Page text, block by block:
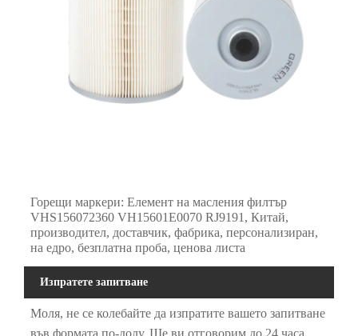
Горещи маркери: Елемент на масления филтър
VHS156072360 VH15601E0070 RJ9191, Китай,
производител, доставчик, фабрика, персонализиран,
на едро, безплатна проба, ценова листа
Изпратете запитване
Моля, не се колебайте да изпратите вашето запитване
във формата по-долу. Ще ви отговорим до 24 часа.